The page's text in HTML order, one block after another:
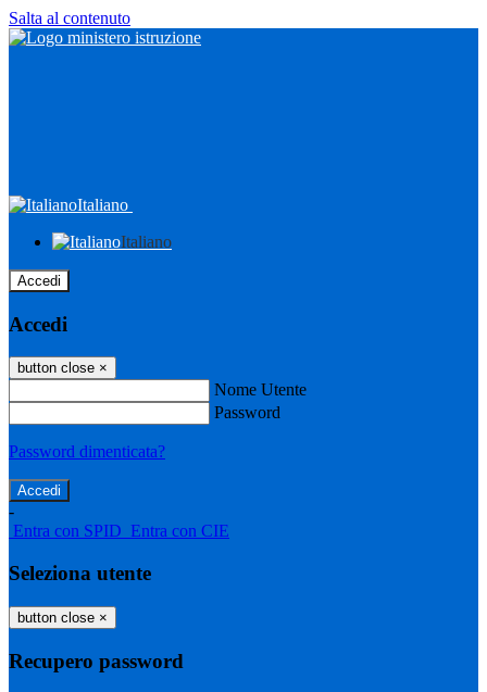
Salta al contenuto
Italiano
Italiano
Accedi
Accedi
button close ×
Nome Utente
Password
Password dimenticata?
-
Entra con SPID Entra con CIE
Seleziona utente
button close ×
Recupero password